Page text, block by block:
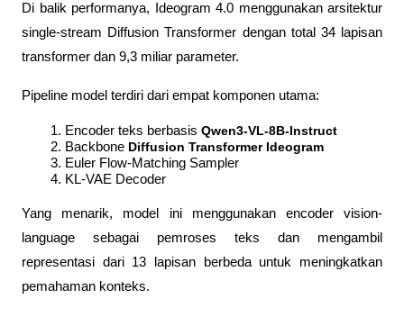
Di balik performanya, Ideogram 4.0 menggunakan arsitektur
single-stream Diffusion Transformer dengan total 34 lapisan
transformer dan 9,3 miliar parameter.
Pipeline model terdiri dari empat komponen utama:
Encoder teks berbasis Qwen3-VL-8B-Instruct
Backbone Diffusion Transformer Ideogram
Euler Flow-Matching Sampler
KL-VAE Decoder
Yang menarik, model ini menggunakan encoder vision-
language sebagai pemroses teks dan mengambil
representasi dari 13 lapisan berbeda untuk meningkatkan
pemahaman konteks.